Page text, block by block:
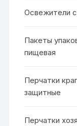
Освежители
Пакеты
пищевая
Перчатки
защитные
Перчатки